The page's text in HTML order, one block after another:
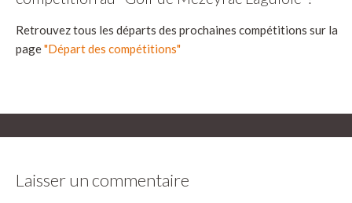
Retrouvez tous les départs des prochaines compétitions sur la
page"Départ des compétitions"
Laisser un commentaire